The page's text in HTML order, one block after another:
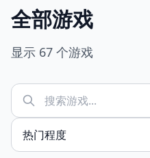
全部游戏
显示 67 个游戏
Sort by